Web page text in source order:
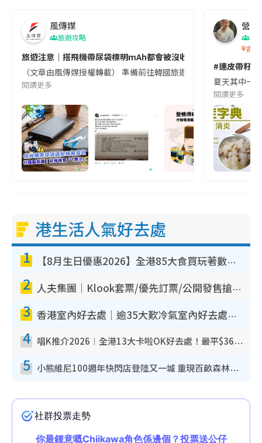
風傳媒
旅遊攻略
旅遊注意｜搭飛機帶尿袋標明mAh都會被沒收😱出發前切記檢查
（文章由風傳媒授權轉載） 準備前往韓國旅遊的民眾，近期要
閱讀更多
營養
香港
#連皮帶籽
夏天其中一
閱讀更多
港生活人氣好去處
1 【8月生日優惠2026】全港85大食買玩著數攻略 自助餐/火鍋放題同行免費＋誠品/DONKI送現金券
2 人夫集團｜Klook套票/優先訂票/公開發售搶飛攻略！附票價.購票連結.場地座位表
3 香港室內好去處｜逾35大歎冷氣室內好去處推介 室內活動免費避雨無懼落雨
4 唱K推介2026︱全港13大卡啦OK好去處！最平$36起 日文K都有！(附地址+收費詳情)
5 小熊維尼100週年快閃店登陸又一城 重現百畝森林經典場景／獨家限定盲盒登場／專屬DIY香水